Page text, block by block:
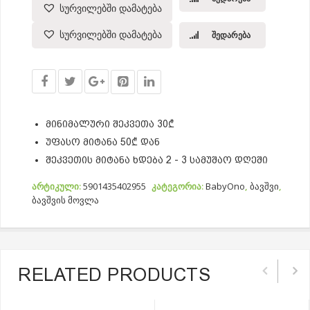
სურვილებში დამატება
სურვილებში დამატება შედარება
მინიმალური შეკვეთა 30₾
უფასო მიტანა 50₾ დან
შეკვეთის მიტანა ხდება 2 - 3 სამუშაო დღეში
არტიკული:5901435402955 კატეგორია:BabyOno, ბავშვი,
ბავშვის მოვლა
RELATED PRODUCTS